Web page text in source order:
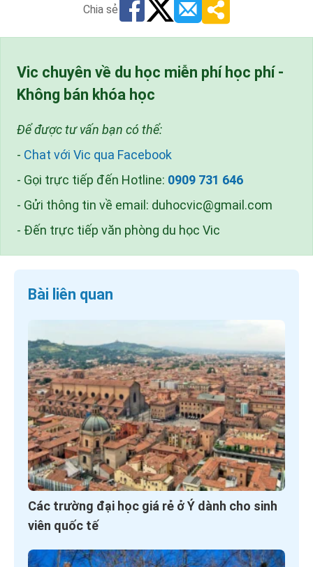
Chia sẻ
Vic chuyên về du học miễn phí học phí -
Không bán khóa học
Để được tư vấn bạn có thể:
- Chat với Vic qua Facebook
- Gọi trực tiếp đến Hotline: 0909 731 646
- Gửi thông tin về email: duhocvic@gmail.com
- Đến trực tiếp văn phòng du học Vic
Bài liên quan
Các trường đại học giá rẻ ở Ý dành cho sinh
viên quốc tế